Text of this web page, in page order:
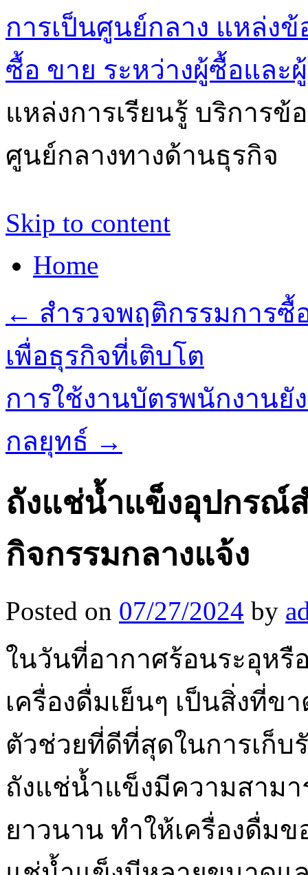
การเป็นศูนย์กลาง แหล่ง
ซื้อ ขาย ระหว่างผู้ซื้อและ
แหล่งการเรียนรู้ บริการข้
ศูนย์กลางทางด้านธุรกิจ
Skip to content
Home
← สำรวจพฤติกรรมการซื้
เพื่อธุรกิจที่เติบโต
การใช้งานบัตรพนักงานยั
กลยุทธ์ →
ถังแช่น้ำแข็งอุปกรณ์
กิจกรรมกลางแจ้ง
Posted on 07/27/2024 by
ในวันที่อากาศร้อนระอุหรื
เครื่องดื่มเย็นๆ เป็นสิ่งที่ข
ตัวช่วยที่ดีที่สุดในการเก็บ
ถังแช่น้ำแข็งมีความสามา
ยาวนาน ทำให้เครื่องดื่ม